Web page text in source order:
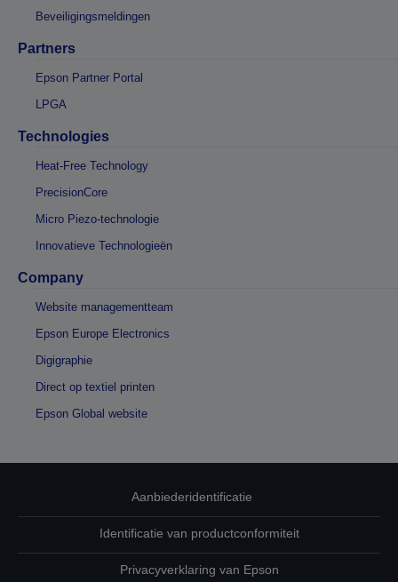
Beveiligingsmeldingen
Partners
Epson Partner Portal
LPGA
Technologies
Heat-Free Technology
PrecisionCore
Micro Piezo-technologie
Innovatieve Technologieën
Company
Website managementteam
Epson Europe Electronics
Digigraphie
Direct op textiel printen
Epson Global website
Aanbiederidentificatie
Identificatie van productconformiteit
Privacyverklaring van Epson